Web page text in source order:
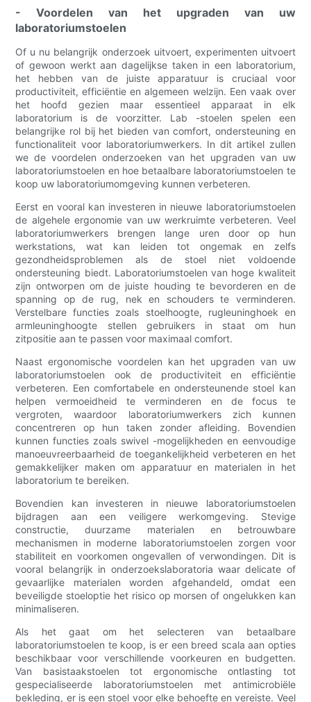
- Voordelen van het upgraden van uw
laboratoriumstoelen
Of u nu belangrijk onderzoek uitvoert, experimenten uitvoert
of gewoon werkt aan dagelijkse taken in een laboratorium,
het hebben van de juiste apparatuur is cruciaal voor
productiviteit, efficiëntie en algemeen welzijn. Een vaak over
het hoofd gezien maar essentieel apparaat in elk
laboratorium is de voorzitter. Lab -stoelen spelen een
belangrijke rol bij het bieden van comfort, ondersteuning en
functionaliteit voor laboratoriumwerkers. In dit artikel zullen
we de voordelen onderzoeken van het upgraden van uw
laboratoriumstoelen en hoe betaalbare laboratoriumstoelen te
koop uw laboratoriumomgeving kunnen verbeteren.
Eerst en vooral kan investeren in nieuwe laboratoriumstoelen
de algehele ergonomie van uw werkruimte verbeteren. Veel
laboratoriumwerkers brengen lange uren door op hun
werkstations, wat kan leiden tot ongemak en zelfs
gezondheidsproblemen als de stoel niet voldoende
ondersteuning biedt. Laboratoriumstoelen van hoge kwaliteit
zijn ontworpen om de juiste houding te bevorderen en de
spanning op de rug, nek en schouders te verminderen.
Verstelbare functies zoals stoelhoogte, rugleuninghoek en
armleuninghoogte stellen gebruikers in staat om hun
zitpositie aan te passen voor maximaal comfort.
Naast ergonomische voordelen kan het upgraden van uw
laboratoriumstoelen ook de productiviteit en efficiëntie
verbeteren. Een comfortabele en ondersteunende stoel kan
helpen vermoeidheid te verminderen en de focus te
vergroten, waardoor laboratoriumwerkers zich kunnen
concentreren op hun taken zonder afleiding. Bovendien
kunnen functies zoals swivel -mogelijkheden en eenvoudige
manoeuvreerbaarheid de toegankelijkheid verbeteren en het
gemakkelijker maken om apparatuur en materialen in het
laboratorium te bereiken.
Bovendien kan investeren in nieuwe laboratoriumstoelen
bijdragen aan een veiligere werkomgeving. Stevige
constructie, duurzame materialen en betrouwbare
mechanismen in moderne laboratoriumstoelen zorgen voor
stabiliteit en voorkomen ongevallen of verwondingen. Dit is
vooral belangrijk in onderzoekslaboratoria waar delicate of
gevaarlijke materialen worden afgehandeld, omdat een
beveiligde stoeloptie het risico op morsen of ongelukken kan
minimaliseren.
Als het gaat om het selecteren van betaalbare
laboratoriumstoelen te koop, is er een breed scala aan opties
beschikbaar voor verschillende voorkeuren en budgetten.
Van basistaakstoelen tot ergonomische ontlasting tot
gespecialiseerde laboratoriumstoelen met antimicrobiële
bekleding, er is een stoel voor elke behoefte en vereiste. Veel